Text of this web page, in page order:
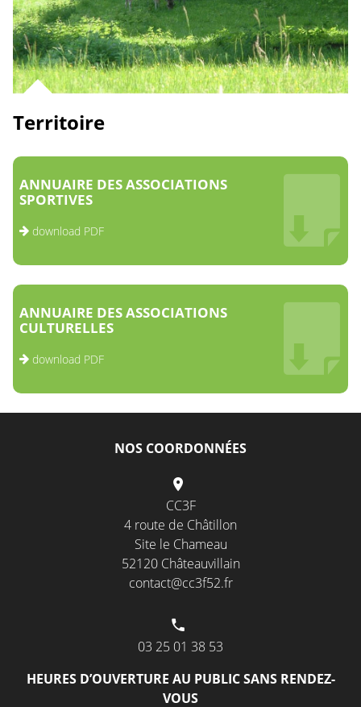
Territoire
ANNUAIRE DES ASSOCIATIONS
SPORTIVES
download PDF
ANNUAIRE DES ASSOCIATIONS
CULTURELLES
download PDF
NOS COORDONNÉES
CC3F
4 route de Châtillon
Site le Chameau
52120 Châteauvillain
contact@cc3f52.fr
03 25 01 38 53
HEURES D’OUVERTURE AU PUBLIC SANS RENDEZ-
VOUS